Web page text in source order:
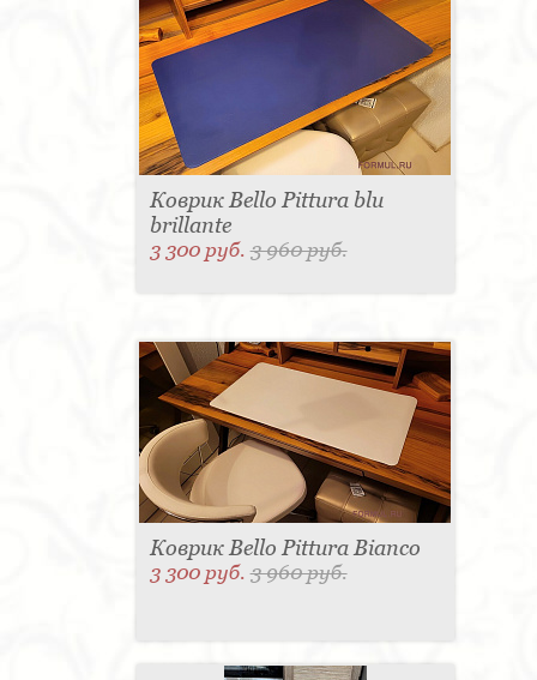
Коврик Bello Pittura blu
brillante
3 300 руб.3 960 руб.
Коврик Bello Pittura Bianco
3 300 руб.3 960 руб.